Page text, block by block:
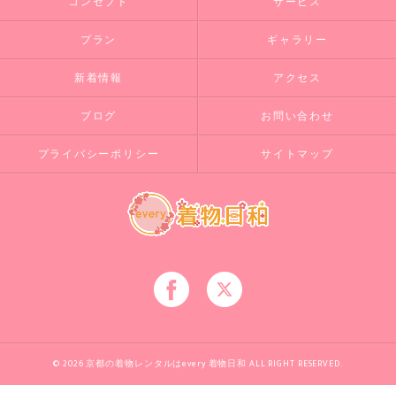
プラン ギャラリー
新着情報 アクセス
ブログ お問い合わせ
プライバシーポリシー サイトマップ
© 2026 京都の着物レンタルはevery 着物日和 ALL RIGHT RESERVED.